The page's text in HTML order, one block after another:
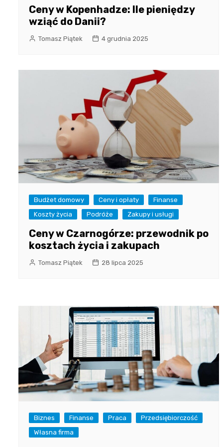
Ceny w Kopenhadze: Ile pieniędzy
wziąć do Danii?
Tomasz Piątek 4 grudnia 2025
Budżet domowy Ceny i opłaty
Finanse
Koszty życia
Podróże Zakupy i usługi
Ceny w Czarnogórze: przewodnik po
kosztach życia i zakupach
Tomasz Piątek 28 lipca 2025
Biznes Finanse Praca
Przedsiębiorczość
Własna firma